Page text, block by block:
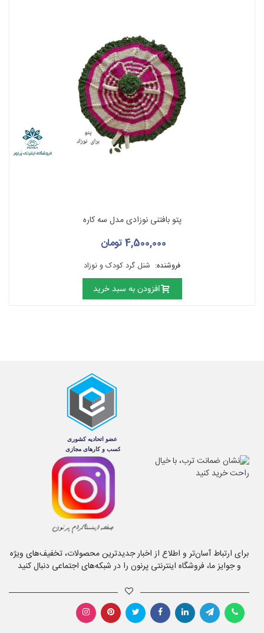
پتو بافتنی نوزادی مدل سه کاره
4,500,000 تومان
فروشنده: شنل گرد کودک و نوزاد
افزودن به سبد خرید
برای ارتباط آسان‌تر و اطلاع از اخبار جدیدترین محصولات، تخفیف‌های ویژه
و جوایز ما، فروشگاه اینترنتی پرنون را در شبکه‌های اجتماعی دنبال کنید